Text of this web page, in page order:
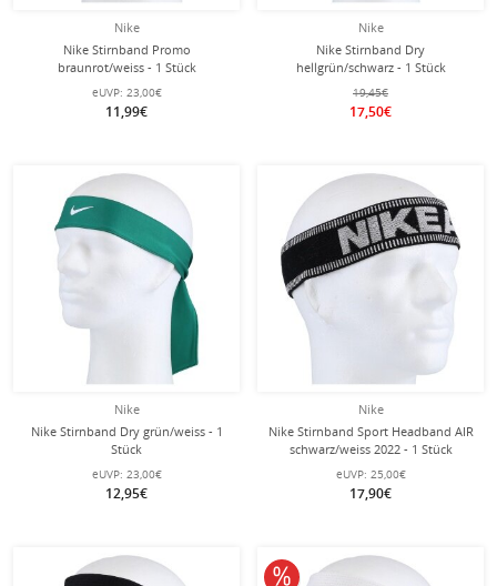
Nike
Nike Stirnband Promo
braunrot/weiss - 1 Stück
eUVP: 23,00€
11,99€
Nike
Nike Stirnband Dry
hellgrün/schwarz - 1 Stück
19,45€
17,50€
Nike
Nike Stirnband Dry grün/weiss - 1
Stück
eUVP: 23,00€
12,95€
Nike
Nike Stirnband Sport Headband AIR
schwarz/weiss 2022 - 1 Stück
eUVP: 25,00€
17,90€
10% reduziert